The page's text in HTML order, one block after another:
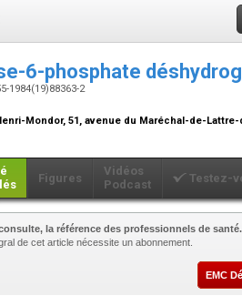
6-phosphate
1984(19)88363-2
Mondor, 51, avenue du Maréchal-de-
Figures
Vidéos
Podcast
Testez-
la référence des professionnels de santé.
de cet article nécessite un abonnement.
EMC